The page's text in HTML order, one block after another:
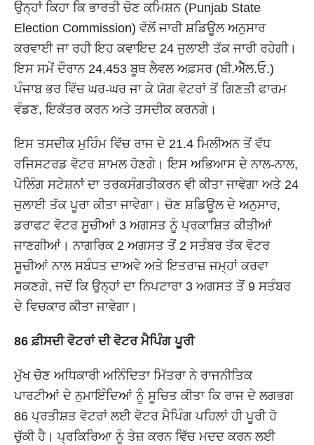
ਉਨ੍ਹਾਂ ਕਿਹਾ ਕਿ ਭਾਰਤੀ ਚੋਣ ਕਮਿਸ਼ਨ (Punjab State
Election Commission) ਵੱਲੋਂ ਜਾਰੀ ਸ਼ਡਿਊਲ ਅਨੁਸਾਰ
ਕਰਵਾਈ ਜਾ ਰਹੀ ਇਹ ਕਵਾਇਦ 24 ਜੁਲਾਈ ਤੱਕ ਜਾਰੀ ਰਹੇਗੀ।
ਇਸ ਸਮੇਂ ਦੌਰਾਨ 24,453 ਬੂਥ ਲੈਵਲ ਅਫ਼ਸਰ (ਬੀ.ਐੱਲ.ਓ.)
ਪੰਜਾਬ ਭਰ ਵਿੱਚ ਘਰ-ਘਰ ਜਾ ਕੇ ਯੋਗ ਵੋਟਰਾਂ ਤੋਂ ਗਿਣਤੀ ਫਾਰਮ
ਵੰਡਣ, ਇਕੱਤਰ ਕਰਨ ਅਤੇ ਤਸਦੀਕ ਕਰਨਗੇ।
ਇਸ ਤਸਦੀਕ ਮੁਹਿੰਮ ਵਿੱਚ ਰਾਜ ਦੇ 21.4 ਮਿਲੀਅਨ ਤੋਂ ਵੱਧ
ਰਜਿਸਟਰਡ ਵੋਟਰ ਸ਼ਾਮਲ ਹੋਣਗੇ। ਇਸ ਅਭਿਆਸ ਦੇ ਨਾਲ-ਨਾਲ,
ਪੋਲਿੰਗ ਸਟੇਸ਼ਨਾਂ ਦਾ ਤਰਕਸੰਗਤੀਕਰਨ ਵੀ ਕੀਤਾ ਜਾਵੇਗਾ ਅਤੇ 24
ਜੁਲਾਈ ਤੱਕ ਪੂਰਾ ਕੀਤਾ ਜਾਵੇਗਾ। ਚੋਣ ਸ਼ਡਿਊਲ ਦੇ ਅਨੁਸਾਰ,
ਡਰਾਫਟ ਵੋਟਰ ਸੂਚੀਆਂ 3 ਅਗਸਤ ਨੂੰ ਪ੍ਰਕਾਸ਼ਿਤ ਕੀਤੀਆਂ
ਜਾਣਗੀਆਂ। ਨਾਗਰਿਕ 2 ਅਗਸਤ ਤੋਂ 2 ਸਤੰਬਰ ਤੱਕ ਵੋਟਰ
ਸੂਚੀਆਂ ਨਾਲ ਸਬੰਧਤ ਦਾਅਵੇ ਅਤੇ ਇਤਰਾਜ਼ ਜਮ੍ਹਾਂ ਕਰਵਾ
ਸਕਣਗੇ, ਜਦੋਂ ਕਿ ਉਨ੍ਹਾਂ ਦਾ ਨਿਪਟਾਰਾ 3 ਅਗਸਤ ਤੋਂ 9 ਸਤੰਬਰ
ਦੇ ਵਿਚਕਾਰ ਕੀਤਾ ਜਾਵੇਗਾ।
86 ਫ਼ੀਸਦੀ ਵੋਟਰਾਂ ਦੀ ਵੋਟਰ ਮੈਪਿੰਗ ਪੂਰੀ
ਮੁੱਖ ਚੋਣ ਅਧਿਕਾਰੀ ਅਨਿੰਦਿਤਾ ਮਿੱਤਰਾ ਨੇ ਰਾਜਨੀਤਿਕ
ਪਾਰਟੀਆਂ ਦੇ ਨੁਮਾਇੰਦਿਆਂ ਨੂੰ ਸੂਚਿਤ ਕੀਤਾ ਕਿ ਰਾਜ ਦੇ ਲਗਭਗ
86 ਪ੍ਰਤੀਸ਼ਤ ਵੋਟਰਾਂ ਲਈ ਵੋਟਰ ਮੈਪਿੰਗ ਪਹਿਲਾਂ ਹੀ ਪੂਰੀ ਹੋ
ਚੁੱਕੀ ਹੈ। ਪ੍ਰਕਿਰਿਆ ਨੂੰ ਤੇਜ਼ ਕਰਨ ਵਿੱਚ ਮਦਦ ਕਰਨ ਲਈ